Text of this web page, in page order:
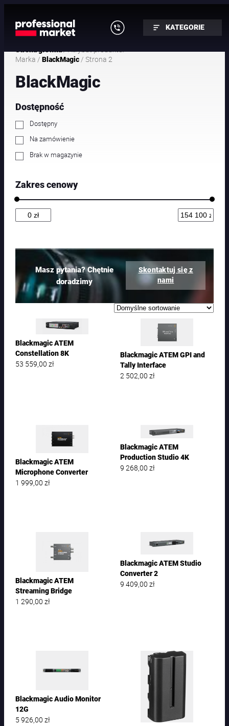
treści
KATEGORIE
/ Atrybut produktu:
Marka /BlackMagic/ Strona 2
BlackMagic
Dostępność
Dostępny
Na zamówienie
Brak w magazynie
Zakres cenowy
Masz pytania? Chętnie
doradzimy
Skontaktuj się z
nami
Blackmagic ATEM
Constellation 8K
53 559,00zł
Blackmagic ATEM GPI and
Tally Interface
2 502,00 zł
Blackmagic ATEM
Microphone Converter
1 999,00zł
Blackmagic ATEM
Production Studio 4K
9 268,00 zł
Blackmagic ATEM
Streaming Bridge
1 290,00zł
Blackmagic ATEM Studio
Converter 2
9 409,00 zł
Blackmagic Audio Monitor
12G
5 926,00zł